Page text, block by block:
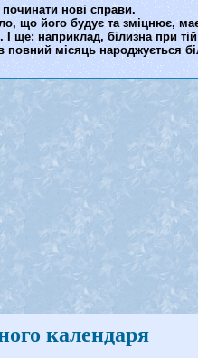
нові справи.
що його будує та зміцнює,
І ще: наприклад, білизна при
повний місяць народжується
календаря